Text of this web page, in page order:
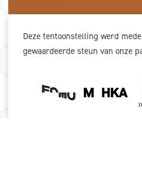
Deze tentoonstelling werd
gewaardeerde steun van onze